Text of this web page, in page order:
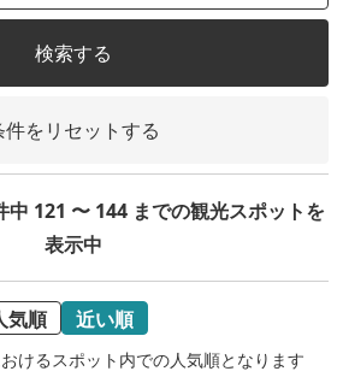
検索する
件をリセットする
中 121 〜 144 までの観光スポットを
表示中
気順 近い順
けるスポット内での人気順となります